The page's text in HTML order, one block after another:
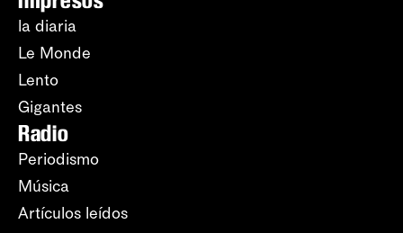
la diaria
Le Monde
Lento
Gigantes
Radio
Periodismo
Música
Artículos leídos